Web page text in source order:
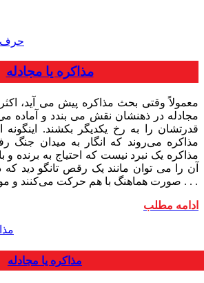
مذاکره یا مجادله
معمولاً وقتی بحث مذاکره پیش می آید،
مجادله در ذهنشان نقش می بندد و آماده
قدرتشان را به رخ یکدیگر بکشند.
مذاکره می‌روند که انگار به میدان جنگ
مذاکره یک نبرد نیست که احتیاج به برنده و
آن را می توان مانند یک رقص تانگو دید که
صورت هماهنگ با هم حرکت می‌کنند و مواظب هستند، خودشان . . .
ادامه مطلب
مذاکره یا مجادله